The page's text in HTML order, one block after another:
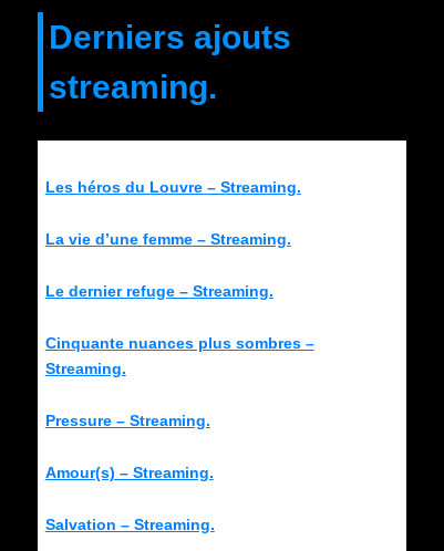
Derniers ajouts
streaming.
Les héros du Louvre – Streaming.
La vie d’une femme – Streaming.
Le dernier refuge – Streaming.
Cinquante nuances plus sombres –
Streaming.
Pressure – Streaming.
Amour(s) – Streaming.
Salvation – Streaming.